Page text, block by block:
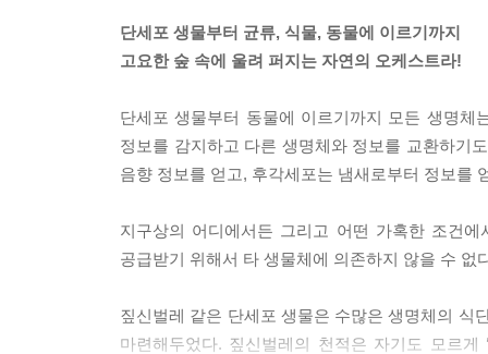
에 따라 다양한 파장으로 같이 진동한다. 예를 들
다. 심지어 수컷 모기의 청각 수신기는 안테나에
귀뚜라미와 여치는 청각 면에서 다른 여러 곤충
고막기관은 막으로 덮인 일종의 공기주머니인데,
단세포 생물부터 균류, 식물, 동물에 이르기까지
고요한 숲 속에 울려 퍼지는 자연의 오케스트라!
단세포 생물부터 동물에 이르기까지 모든 생명
정보를 감지하고 다른 생명체와 정보를 교환하기
음향 정보를 얻고, 후각세포는 냄새로부터 정보를
지구상의 어디에서든 그리고 어떤 가혹한 조건
공급받기 위해서 타 생물체에 의존하지 않을 수
짚신벌레 같은 단세포 생물은 수많은 생명체의 식
마련해두었다. 짚신벌레의 천적은 자기도 모르